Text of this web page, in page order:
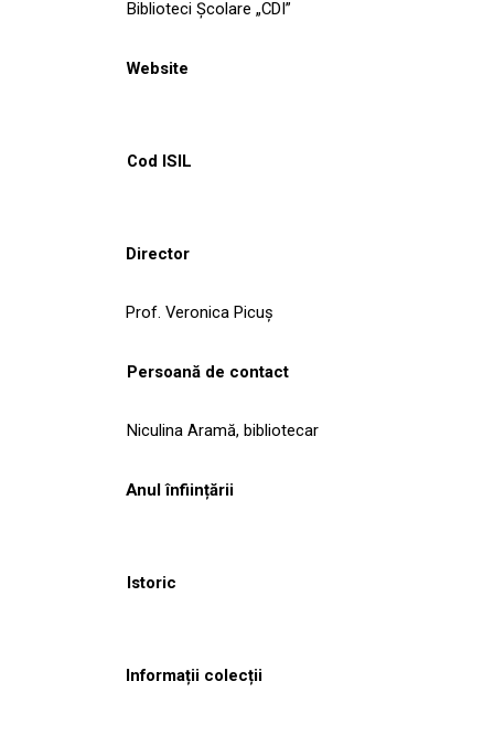
Biblioteci Școlare „CDI”
Website
Cod ISIL
Director
Prof. Veronica Picuș
Persoană de contact
Niculina Aramă, bibliotecar
Anul înființării
Istoric
Informații colecții